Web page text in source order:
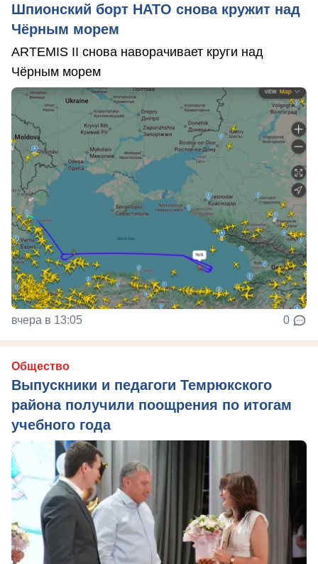
Шпионский борт НАТО снова кружит над
Чёрным морем
ARTEMIS II снова наворачивает круги над
Чёрным морем
вчера в 13:05 0
Общество
Выпускники и педагоги Темрюкского
района получили поощрения по итогам
учебного года